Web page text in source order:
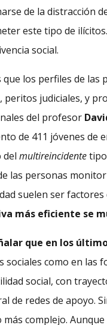
de la distracción
este tipo de
social.
que los perfiles de
peritos judiciales, y
del profesor
de 411 jóvenes de
del multireincidente
las personas
suelen ser
más eficiente se
que en los
sociales como en las
social, con
de redes de apoyo.
más complejo. Aunque